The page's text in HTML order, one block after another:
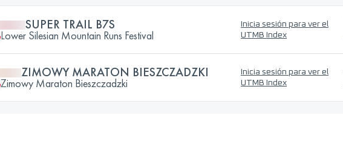
SUPER TRAIL B7S
Lower Silesian Mountain Runs Festival
Inicia sesión para ver el
UTMB Index
ZIMOWY MARATON BIESZCZADZKI
Zimowy Maraton Bieszczadzki
Inicia sesión para ver el
UTMB Index